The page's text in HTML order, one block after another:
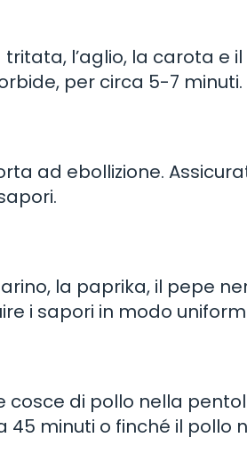
l’aglio, la carota e
per circa 5-7 minuti.
ad ebollizione.
la paprika, il pepe
i sapori in modo
di pollo nella
minuti o finché il pollo